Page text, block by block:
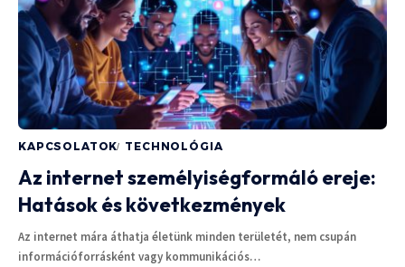
KAPCSOLATOK TECHNOLÓGIA
Az internet személyiségformáló ereje:
Hatások és következmények
Az internet mára áthatja életünk minden területét, nem csupán
információforrásként vagy kommunikációs…